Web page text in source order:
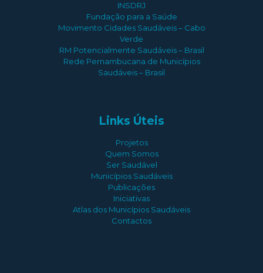
INSDRJ
Fundação para a Saúde
Movimento Cidades Saudáveis – Cabo
Verde
RM Potencialmente Saudáveis – Brasil
Rede Pernambucana de Municípios
Saudáveis – Brasil
Links Úteis
Projetos
Quem Somos
Ser Saudável
Municípios Saudáveis
Publicações
Iniciativas
Atlas dos Municípios Saudáveis
Contactos